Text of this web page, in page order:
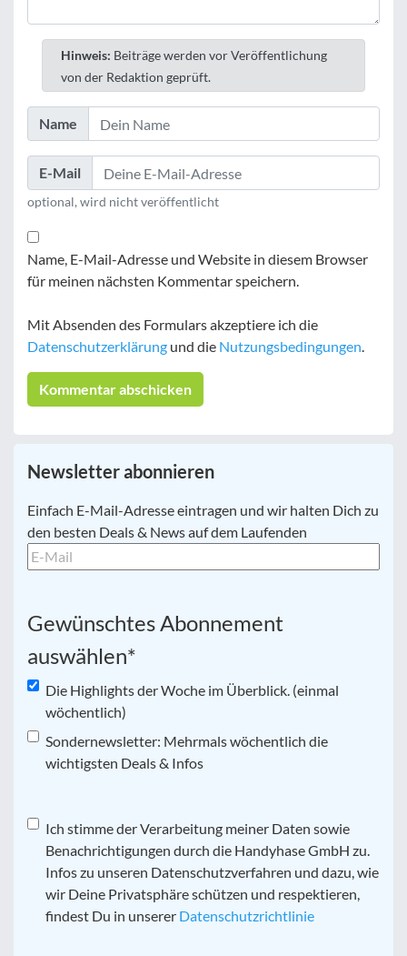
Hinweis: Beiträge werden vor Veröffentlichung
von der Redaktion geprüft.
Name
E-Mail
optional, wird nicht veröffentlicht
Name, E-Mail-Adresse und Website in diesem Browser
für meinen nächsten Kommentar speichern.
Mit Absenden des Formulars akzeptiere ich die
Datenschutzerklärung und die Nutzungsbedingungen.
Newsletter abonnieren
E-
Mail *
Einfach E-Mail-Adresse eintragen und wir halten Dich zu
den besten Deals & News auf dem Laufenden
Gewünschtes Abonnement
auswählen*
Die Highlights der Woche im Überblick. (einmal
wöchentlich)
Sondernewsletter: Mehrmals wöchentlich die
wichtigsten Deals & Infos
Datenschutz*
Ich stimme der Verarbeitung meiner Daten sowie
Benachrichtigungen durch die Handyhase GmbH zu.
Infos zu unseren Datenschutzverfahren und dazu, wie
wir Deine Privatsphäre schützen und respektieren,
findest Du in unserer Datenschutzrichtlinie